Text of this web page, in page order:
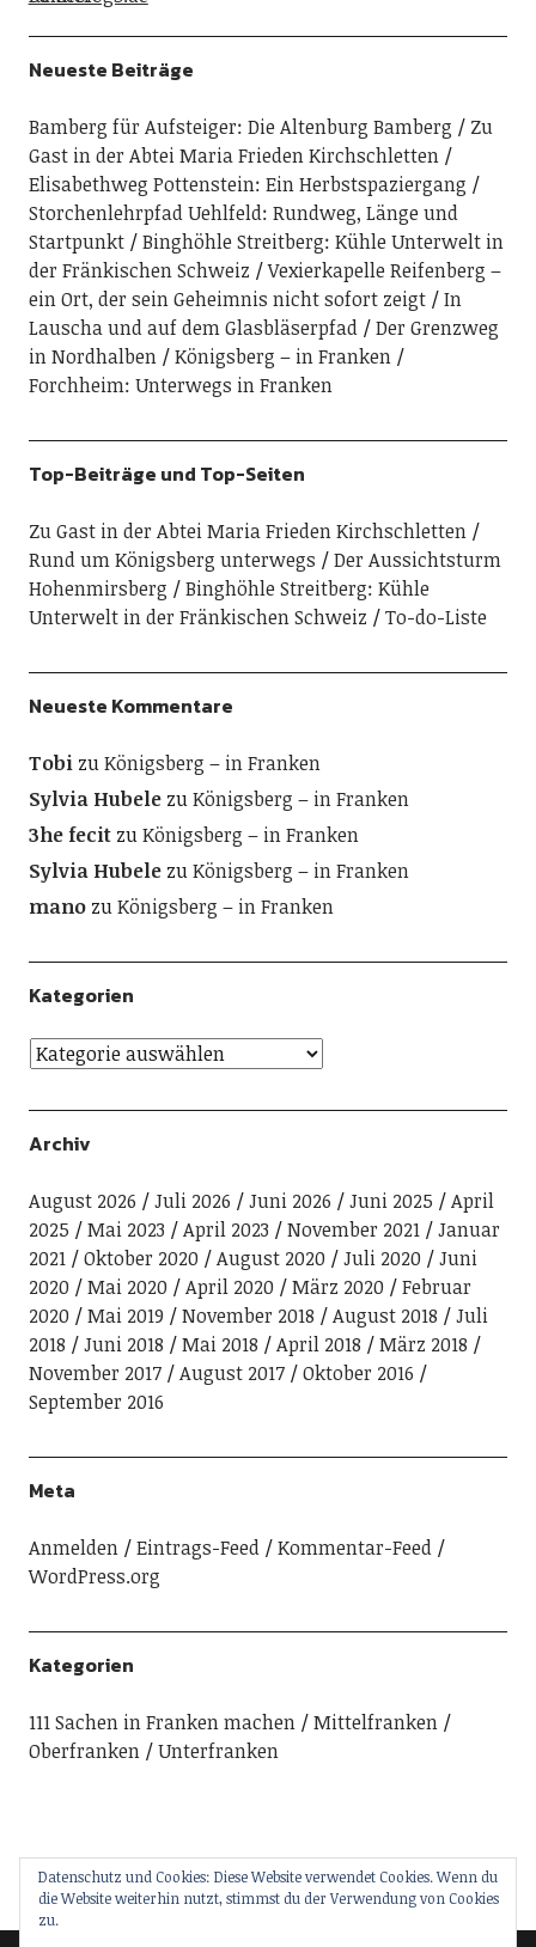
Neueste Beiträge
Bamberg für Aufsteiger: Die Altenburg Bamberg
Zu
Gast in der Abtei Maria Frieden Kirchschletten
Elisabethweg Pottenstein: Ein Herbstspaziergang
Storchenlehrpfad Uehlfeld: Rundweg, Länge und
Startpunkt
Binghöhle Streitberg: Kühle Unterwelt in
der Fränkischen Schweiz
Vexierkapelle Reifenberg –
ein Ort, der sein Geheimnis nicht sofort zeigt
In
Lauscha und auf dem Glasbläserpfad
Der Grenzweg
in Nordhalben
Königsberg – in Franken
Forchheim: Unterwegs in Franken
Top-Beiträge und Top-Seiten
Zu Gast in der Abtei Maria Frieden Kirchschletten
Rund um Königsberg unterwegs
Der Aussichtsturm
Hohenmirsberg
Binghöhle Streitberg: Kühle
Unterwelt in der Fränkischen Schweiz
To-do-Liste
Neueste Kommentare
TobizuKönigsberg – in Franken
Sylvia HubelezuKönigsberg – in Franken
3he fecitzuKönigsberg – in Franken
Sylvia HubelezuKönigsberg – in Franken
manozuKönigsberg – in Franken
Kategorien
Archiv
August 2026 Juli 2026 Juni 2026 Juni 2025
April
2025
Mai 2023 April 2023 November 2021
Januar
2021
Oktober 2020 August 2020 Juli 2020
Juni
2020
Mai 2020 April 2020 März 2020
Februar
2020
Mai 2019 November 2018 August 2018
Juli
2018
Juni 2018 Mai 2018 April 2018
März 2018
November 2017
August 2017
Oktober 2016
September 2016
Meta
Anmelden Eintrags-Feed
Kommentar-Feed
WordPress.org
Kategorien
111 Sachen in Franken machen
Mittelfranken
Oberfranken
Unterfranken
Datenschutz und Cookies: Diese Website verwendet Cookies. Wenn du
die Website weiterhin nutzt, stimmst du der Verwendung von Cookies
zu.